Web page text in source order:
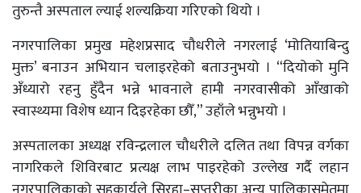
तुरुन्तै अस्पताल ल्याई शल्यक्रिया गरिएको थियो ।
नगरपालिका प्रमुख महेशप्रसाद चौधरीले नगरलाई ‘मोतियाबिन्दु
मुक्त’ बनाउन अभियान चलाइरहेको बताउनुभयो । “दियोको मुनि
अँध्यारो रहनु हुँदैन भन्ने भावनाले हामी नगरवासीको आँखाको
स्वास्थ्यमा विशेष ध्यान दिइरहेका छौँ,” उहाँले भन्नुभयो ।
अस्पतालका अध्यक्ष रविन्द्रलाल चौधरीले दलित तथा विपन्न वर्गका
नागरिकले शिविरबाट प्रत्यक्ष लाभ पाइरहेको उल्लेख गर्दै लहान